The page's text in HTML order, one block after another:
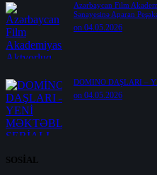
Azərbaycan Film
Sənayesinə Aparan
on 04.05.2026
DOMİNO DAŞLARI –
on 04.05.2026
SOSİAL